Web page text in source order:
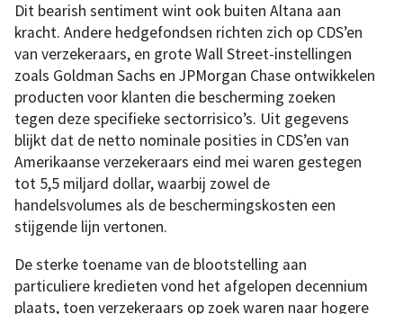
Dit bearish sentiment wint ook buiten Altana aan
kracht. Andere hedgefondsen richten zich op CDS’en
van verzekeraars, en grote Wall Street-instellingen
zoals Goldman Sachs en JPMorgan Chase ontwikkelen
producten voor klanten die bescherming zoeken
tegen deze specifieke sectorrisico’s. Uit gegevens
blijkt dat de netto nominale posities in CDS’en van
Amerikaanse verzekeraars eind mei waren gestegen
tot 5,5 miljard dollar, waarbij zowel de
handelsvolumes als de beschermingskosten een
stijgende lijn vertonen.
De sterke toename van de blootstelling aan
particuliere kredieten vond het afgelopen decennium
plaats, toen verzekeraars op zoek waren naar hogere